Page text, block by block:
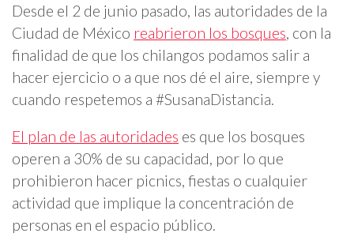
Desde el 2 de junio pasado, las autoridades de la
Ciudad de México reabrieron los bosques, con la
finalidad de que los chilangos podamos salir a
hacer ejercicio o a que nos dé el aire, siempre y
cuando respetemos a #SusanaDistancia.
El plan de las autoridades es que los bosques
operen a 30% de su capacidad, por lo que
prohibieron hacer picnics, fiestas o cualquier
actividad que implique la concentración de
personas en el espacio público.